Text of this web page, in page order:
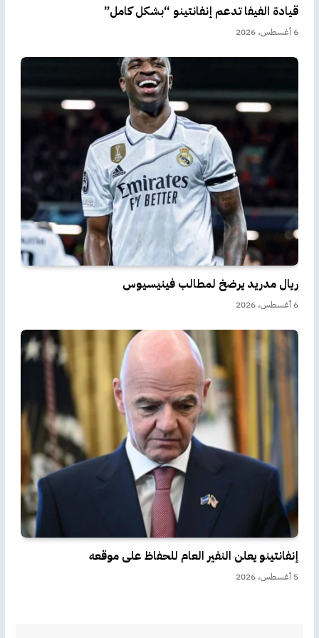
قيادة الفيفا تدعم إنفانتينو “بشكل كامل”
6 أغسطس، 2026
ريال مدريد يرضخ لمطالب فينيسيوس
6 أغسطس، 2026
إنفانتينو يعلن النفير العام للحفاظ على موقعه
5 أغسطس، 2026